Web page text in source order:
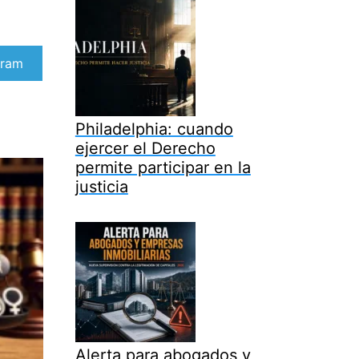
Philadelphia: cuando
ejercer el Derecho
permite participar en la
justicia
Alerta para abogados y